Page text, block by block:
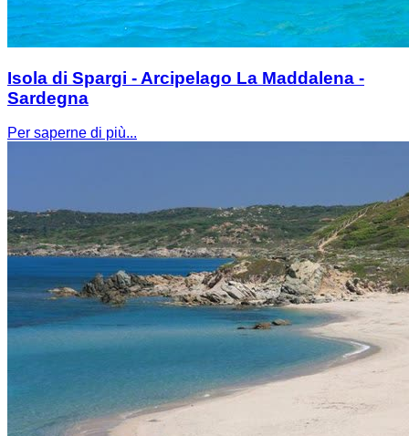
Isola di Spargi - Arcipelago La Maddalena -
Sardegna
Per saperne di più...